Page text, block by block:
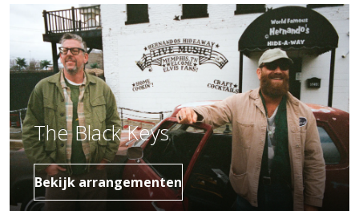
The Black Keys
Bekijk arrangementen